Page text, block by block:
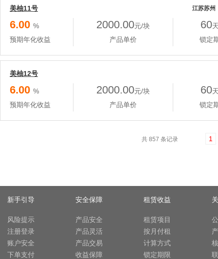
美柚11号 江苏苏
6.00 %
预期年化收益
2000.00元/块
产品单价
60
锁定
美柚12号
6.00 %
预期年化收益
2000.00元/块
产品单价
60
锁定
共 857 条记录 1
新手引导
风险提示
注册登录
账户安全
下单支付
安全保障
产品安全
产品灵活
产品交易
收益保障
租赁收益
租赁项目
按月付租
计算方式
锁定期限